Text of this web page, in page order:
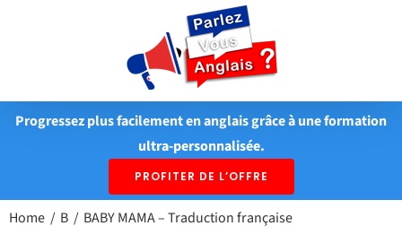
Progressez plus facilement en anglais grâce à une formation
ultra-personnalisée.
PROFITER DE L’OFFRE
Home B BABY MAMA – Traduction française